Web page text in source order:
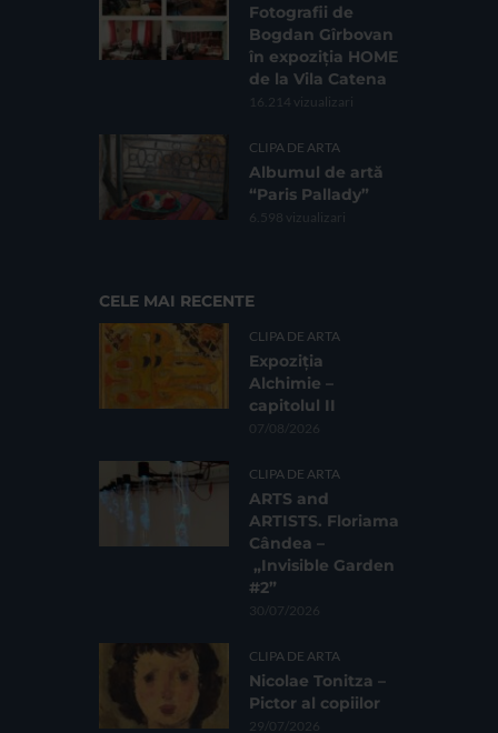
Fotografii de
Bogdan Gîrbovan
în expoziția HOME
de la Vila Catena
16.214 vizualizari
CLIPA DE ARTA
Albumul de artă
“Paris Pallady”
6.598 vizualizari
CELE MAI RECENTE
CLIPA DE ARTA
Expoziția
Alchimie –
capitolul II
07/08/2026
CLIPA DE ARTA
ARTS and
ARTISTS. Floriama
Cândea –
„Invisible Garden
#2”
30/07/2026
CLIPA DE ARTA
Nicolae Tonitza –
Pictor al copiilor
29/07/2026